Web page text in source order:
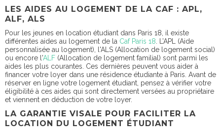
LES AIDES AU LOGEMENT DE LA CAF : APL,
ALF, ALS
Pour les jeunes en location étudiant dans Paris 18, il existe
différentes aides au logement de la Caf Paris 18 . L’APL (Aide
personnalisée au logement), l'ALS (Allocation de logement social)
ou encore l'ALF (Allocation de logement familial) sont parmi les
aides les plus courantes. Ces dernières peuvent vous aider à
financer votre loyer dans une résidence étudiante à Paris. Avant de
réserver en ligne votre logement étudiant, pensez à vérifier votre
éligibilité à ces aides qui sont directement versées au propriétaire
et viennent en déduction de votre loyer.
LA GARANTIE VISALE POUR FACILITER LA
LOCATION DU LOGEMENT ÉTUDIANT